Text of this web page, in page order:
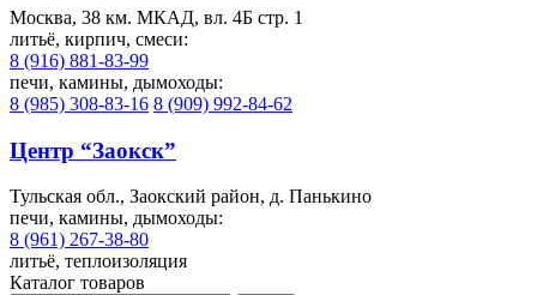
Москва, 38 км. МКАД, вл. 4Б стр. 1
литьё, кирпич, смеси:
8 (916) 881-83-99
печи, камины, дымоходы:
8 (985) 308-83-16 8 (909) 992-84-62
Центр “Заокск”
Тульская обл., Заокский район, д. Панькино
печи, камины, дымоходы:
8 (961) 267-38-80
литьё, теплоизоляция
Каталог товаров